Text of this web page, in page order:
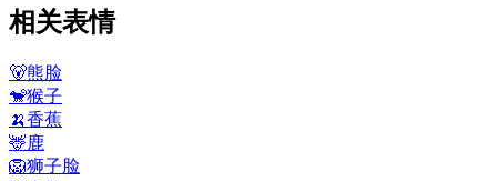
相关表情
🐻熊脸
🐒猴子
🍌香蕉
🦌鹿
🦁狮子脸